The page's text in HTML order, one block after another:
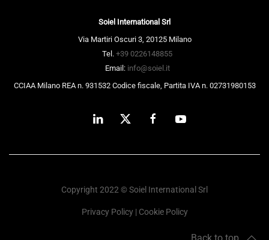
Soiel International Srl
Via Martiri Oscuri 3, 20125 Milano
Tel. +39 0226148855
Email: info@soiel.it
CCIAA Milano REA n. 931532 Codice fiscale, Partita IVA n. 02731980153
Copyright 2022 © Soiel International Srl
Privacy Policy| Cookie Policy